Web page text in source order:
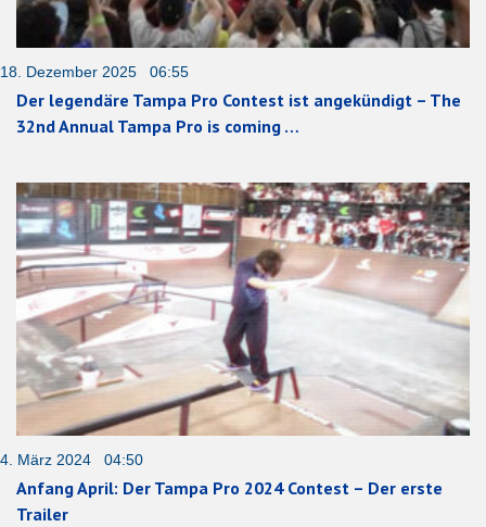
18. Dezember 2025 06:55
Der legendäre Tampa Pro Contest ist angekündigt – The
32nd Annual Tampa Pro is coming …
4. März 2024 04:50
Anfang April: Der Tampa Pro 2024 Contest – Der erste
Trailer